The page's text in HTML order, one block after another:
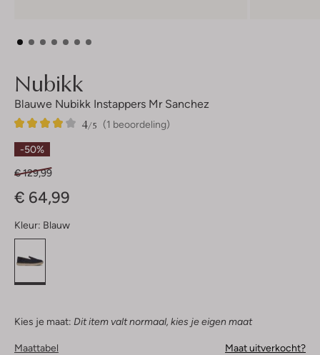
Nubikk
Blauwe Nubikk Instappers Mr Sanchez
(1 beoordeling)
4/5
1
4
Sterren
-50%
€ 129,99
€ 64,99
Kleur: Blauw
Kies je maat: Dit item valt normaal, kies je eigen maat
Maattabel Maat uitverkocht?